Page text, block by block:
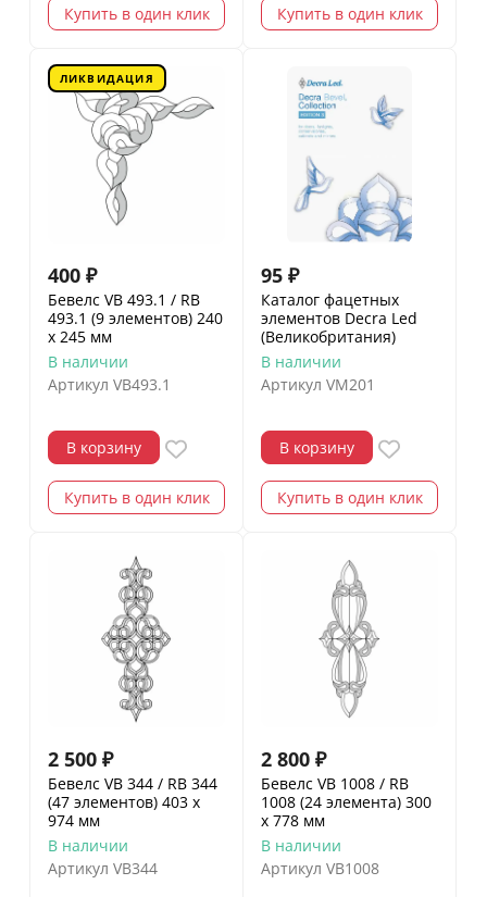
Купить в один клик Купить в один клик
ЛИКВИДАЦИЯ
400 ₽
Бевелс VB 493.1 / RB
493.1 (9 элементов) 240
х 245 мм
В наличии
Артикул VB493.1
В корзину
Купить в один клик
95 ₽
Каталог фацетных
элементов Decra Led
(Великобритания)
В наличии
Артикул VM201
В корзину
Купить в один клик
2 500 ₽
Бевелс VB 344 / RB 344
(47 элементов) 403 х
974 мм
В наличии
Артикул VB344
2 800 ₽
Бевелс VB 1008 / RB
1008 (24 элемента) 300
х 778 мм
В наличии
Артикул VB1008